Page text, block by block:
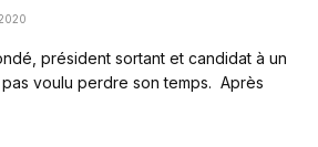
président sortant et candidat à un
pas voulu perdre son temps. Après